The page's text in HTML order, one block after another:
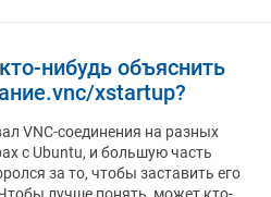
нибудь объяснить
xstartup?
VNC-соединения на разных
с Ubuntu, и большую часть
за то, чтобы заставить его